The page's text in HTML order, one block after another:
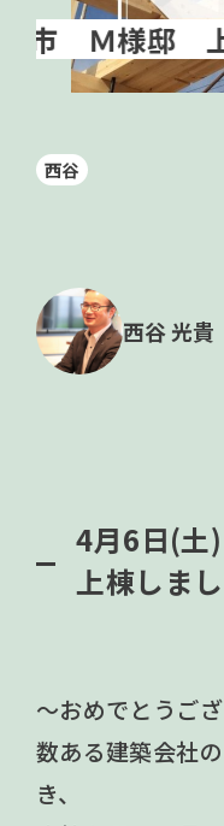
西谷
西谷 光貴
4月6日(
上棟しまし
～おめでとうご
数ある建築会社
き、